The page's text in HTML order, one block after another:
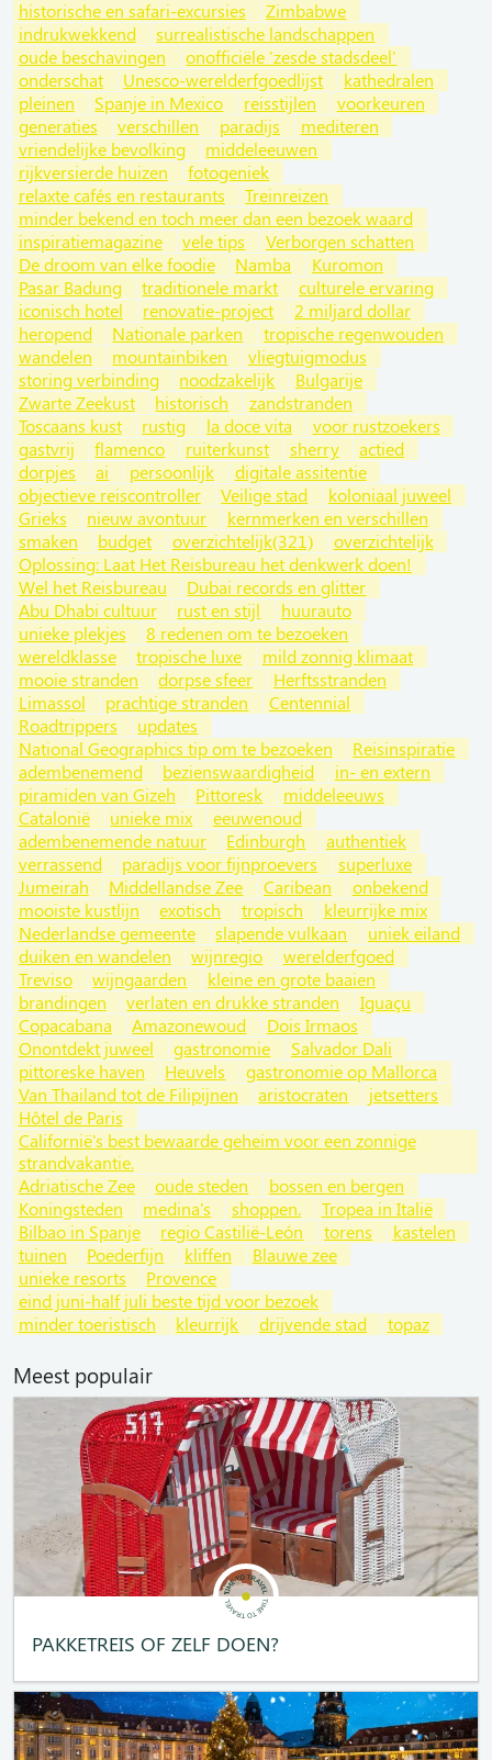
historische en safari-excursies
Zimbabwe
indrukwekkend
surrealistische landschappen
oude beschavingen
onofficiële 'zesde stadsdeel'
onderschat
Unesco-werelderfgoedlijst
kathedralen
pleinen
Spanje in Mexico reisstijlen
voorkeuren
generaties
verschillen paradijs
mediteren
vriendelijke bevolking
middeleeuwen
rijkversierde huizen
fotogeniek
relaxte cafés en restaurants
Treinreizen
minder bekend en toch meer dan een bezoek waard
inspiratiemagazine
vele tips
Verborgen schatten
De droom van elke foodie
Namba
Kuromon
Pasar Badung
traditionele markt
culturele ervaring
iconisch hotel
renovatie-project
2 miljard dollar
heropend
Nationale parken
tropische regenwouden
wandelen
mountainbiken
vliegtuigmodus
storing verbinding
noodzakelijk
Bulgarije
Zwarte Zeekust
historisch
zandstranden
Toscaans kust
rustig la doce vita
voor rustzoekers
gastvrij
flamenco ruiterkunst sherry
actied
dorpjes
ai persoonlijk
digitale assitentie
objectieve reiscontroller
Veilige stad
koloniaal juweel
Grieks
nieuw avontuur
kernmerken en verschillen
smaken
budget overzichtelijk(321)
overzichtelijk
Oplossing: Laat Het Reisbureau het denkwerk doen!
Wel het Reisbureau
Dubai records en glitter
Abu Dhabi cultuur
rust en stijl
huurauto
unieke plekjes
8 redenen om te bezoeken
wereldklasse
tropische luxe
mild zonnig klimaat
mooie stranden
dorpse sfeer
Herftsstranden
Limassol
prachtige stranden
Centennial
Roadtrippers
updates
National Geographics tip om te bezoeken
Reisinspiratie
adembenemend
bezienswaardigheid
in- en extern
piramiden van Gizeh
Pittoresk
middeleeuws
Catalonië
unieke mix
eeuwenoud
adembenemende natuur
Edinburgh
authentiek
verrassend
paradijs voor fijnproevers
superluxe
Jumeirah
Middellandse Zee Caribean
onbekend
mooiste kustlijn
exotisch tropisch
kleurrijke mix
Nederlandse gemeente
slapende vulkaan
uniek eiland
duiken en wandelen
wijnregio
werelderfgoed
Treviso
wijngaarden
kleine en grote baaien
brandingen
verlaten en drukke stranden
Iguaçu
Copacabana
Amazonewoud
Dois Irmaos
Onontdekt juweel
gastronomie
Salvador Dali
pittoreske haven
Heuvels
gastronomie op Mallorca
Van Thailand tot de Filipijnen
aristocraten
jetsetters
Hôtel de Paris
Californië's best bewaarde geheim voor een zonnige
strandvakantie.
Adriatische Zee
oude steden
bossen en bergen
Koningsteden
medina's shoppen.
Tropea in Italië
Bilbao in Spanje
regio Castilië-León torens
kastelen
tuinen
Poederfijn kliffen
Blauwe zee
unieke resorts
Provence
eind juni-half juli beste tijd voor bezoek
minder toeristisch
kleurrijk drijvende stad topaz
Meest populair
PAKKETREIS OF ZELF DOEN?